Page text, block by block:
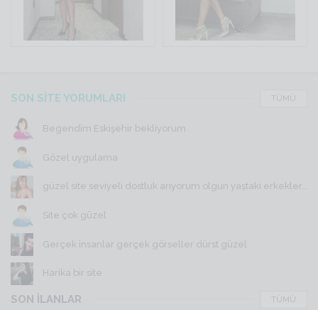
SON SİTE YORUMLARI TÜMÜ
Begendim Eskişehir bekliyorum
Gözel uygulama
güzel site seviyeli dostluk arıyorum olgun yaştaki erkekler...
Site çok güzel
Gerçek insanlar gerçek görseller dürst güzel
Harika bir site
SON İLANLAR TÜMÜ